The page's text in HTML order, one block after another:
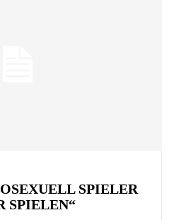
SPIELER
SPIELEN“